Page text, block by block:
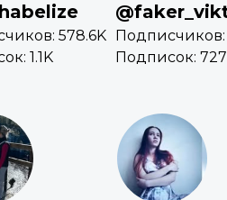
578.6K
1.1K
Подписчиков:
Подписок: 727